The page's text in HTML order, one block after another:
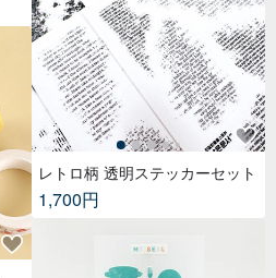
レトロ柄 透明ステッカーセット
1,700円